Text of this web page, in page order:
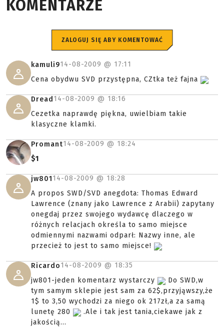
KOMENTARZE
ZALOGUJ SIĘ ABY KOMENTOWAĆ
kamuli914-08-2009 @ 17:11
Cena obydwu SVD przystępna, CZtka też fajna
Dread 14-08-2009 @ 18:16
Cezetka naprawdę piękna, uwielbiam takie
klasyczne klamki.
Promant14-08-2009 @ 18:24
$1
jw80114-08-2009 @ 18:28
A propos SWD/SVD anegdota: Thomas Edward
Lawrence (znany jako Lawrence z Arabii) zapytany
onegdaj przez swojego wydawcę dlaczego w
różnych relacjach określa to samo miejsce
odmiennymi nazwami odparł: Nazwy inne, ale
przecież to jest to samo miejsce!
Ricardo14-08-2009 @ 18:35
jw801-jeden komentarz wystarczy
Do SWD,w
tym samym sklepie jest sam za 62$,przyjąwszy,że
1$ to 3,50 wychodzi za niego ok 217zł,a za samą
lunetę 280
.Ale i tak jest tania,ciekawe jak z
jakością...